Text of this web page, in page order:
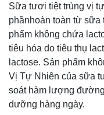
Sữa tươi tiệt trùng vị
phầnhoàn toàn từ sữa
phẩm không chứa
tiêu hóa do tiêu thụ
lactose. Sản phẩm
Vị Tự Nhiên của sữa
soát hàm lượng
dưỡng hàng ngày.